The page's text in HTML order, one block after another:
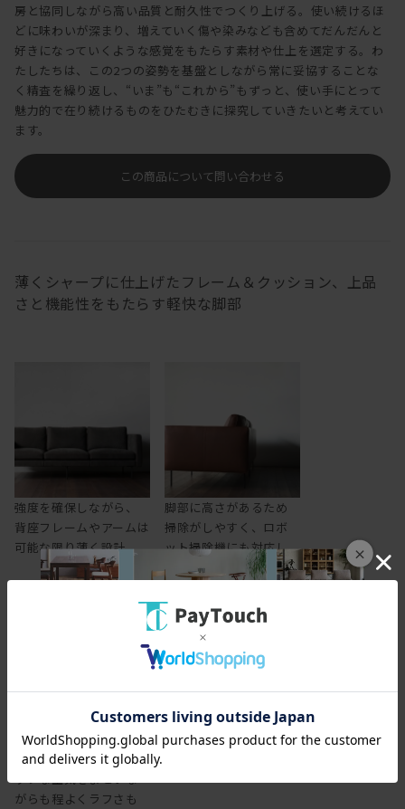
×
この商品について問い合わせる
房と協同しながら高い品質と耐久性でつくり上げる。使い続けるほ
どに味わいが深まり、増えていく傷や染みなども含めてだんだんと
好きになっていくような感覚をもたらす素材や仕上を選定する。わ
たしたちは、この2つの姿勢を基盤としながら常に妥協することな
く精査を繰り返し、“いま”も“これから”もずっと、使い手にとって
魅力的で在り続けるものをひたむきに探究していきたいと考えてい
ます。
薄くシャープに仕上げたフレーム＆クッション、上品
さと機能性をもたらす軽快な脚部
強度を確保しながら、
背座フレームやアームは
可能な限り薄く設計
脚部に高さがあるため
掃除がしやすく、ロボ
ット掃除機にも対応し
ます
レザーで張り込むと、シ
ックな空気をまといな
がらも程よくラフさも